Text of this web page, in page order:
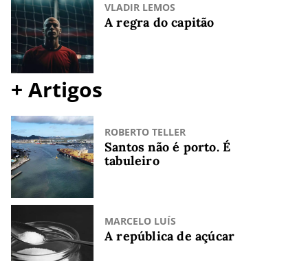
VLADIR LEMOS
A regra do capitão
+ Artigos
ROBERTO TELLER
Santos não é porto. É
tabuleiro
MARCELO LUÍS
A república de açúcar